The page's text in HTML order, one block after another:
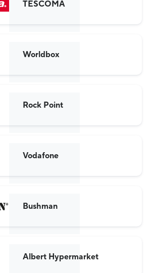
TESCOMA
Worldbox
Rock Point
Vodafone
Bushman
Albert Hypermarket